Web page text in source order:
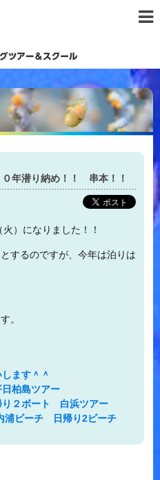
年潜り納め！！ 串本！！
）になりました！！
するのですが、今年は泊りは
。
ます＾＾
柏島ツアー
り２ボート 白浜ツアー
浦ビーチ 日帰り2ビーチ